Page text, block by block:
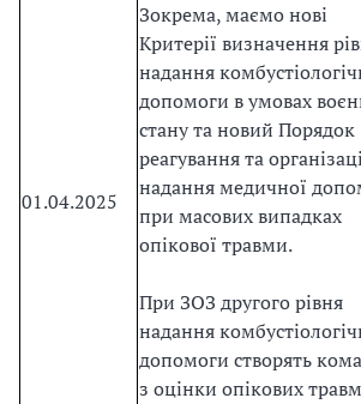
01.04.2025
Зокрема, маємо нові
Критерії визначення
надання
допомоги в умовах
стану та новий Порядок
реагування та
надання медичної
при масових випадках
опікової травми.
При ЗОЗ другого рівня
надання
допомоги створять
з оцінки опікових